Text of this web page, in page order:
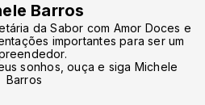
Barros
da Sabor com Amor Doces e
importantes para ser um
sonhos, ouça e siga Michele
Barros